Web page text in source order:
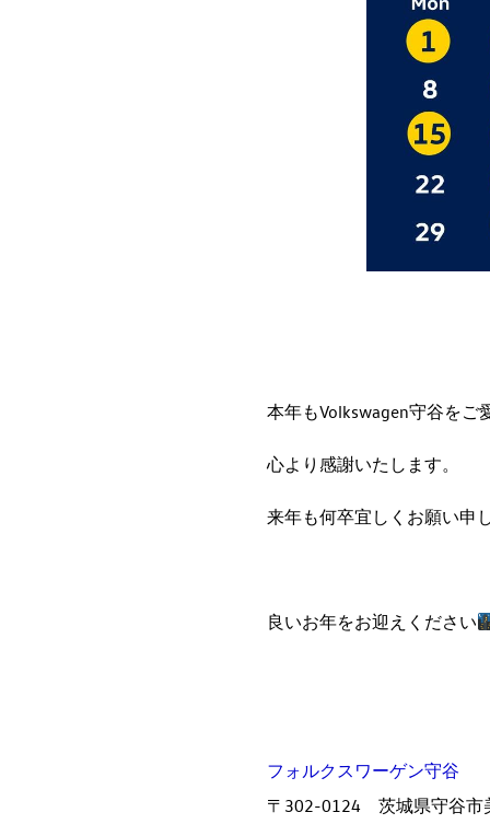
本年もVolkswagen守谷をご
心より感謝いたします。
来年も何卒宜しくお願い申
良いお年をお迎えください
フォルクスワーゲン守谷
〒302-0124 茨城県守谷市